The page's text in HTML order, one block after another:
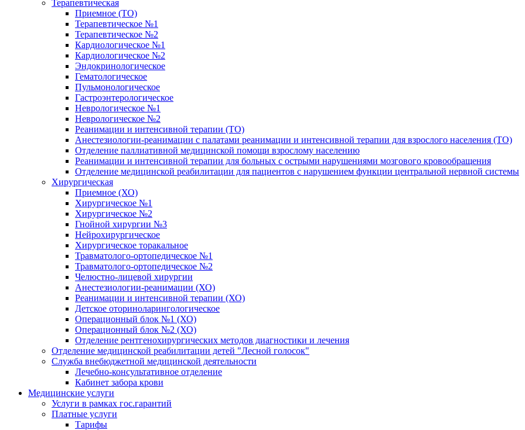
Терапевтическая
Приемное (ТО)
Терапевтическое №1
Терапевтическое №2
Кардиологическое №1
Кардиологическое №2
Эндокринологическое
Гематологическое
Пульмонологическое
Гастроэнтерологическое
Неврологическое №1
Неврологическое №2
Реанимации и интенсивной терапии (ТО)
Анестезиологии-реанимации с палатами реанимации и интенсивной терапии для взрослого населения (ТО)
Отделение паллиативной медицинской помощи взрослому населению
Реанимации и интенсивной терапии для больных с острыми нарушениями мозгового кровообращения
Отделение медицинской реабилитации для пациентов с нарушением функции центральной нервной системы
Хирургическая
Приемное (ХО)
Хирургическое №1
Хирургическое №2
Гнойной хирургии №3
Нейрохирургическое
Хирургическое торакальное
Травматолого-ортопедическое №1
Травматолого-ортопедическое №2
Челюстно-лицевой хирургии
Анестезиологии-реанимации (ХО)
Реанимации и интенсивной терапии (ХО)
Детское оториноларингологическое
Операционный блок №1 (ХО)
Операционный блок №2 (ХО)
Отделение рентгенохирургических методов диагностики и лечения
Отделение медицинской реабилитации детей "Лесной голосок"
Служба внебюджетной медицинской деятельности
Лечебно-консультативное отделение
Кабинет забора крови
Медицинские услуги
Услуги в рамках гос.гарантий
Платные услуги
Тарифы